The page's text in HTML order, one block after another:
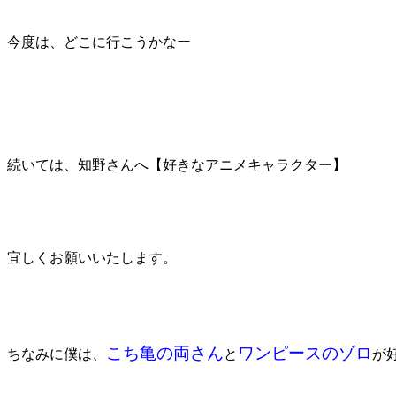
今度は、どこに行こうかなー
続いては、知野さんへ【好きなアニメキャラクター】
宜しくお願いいたします。
ちなみに僕は、 こち亀の両さんと ワンピースのゾロ が